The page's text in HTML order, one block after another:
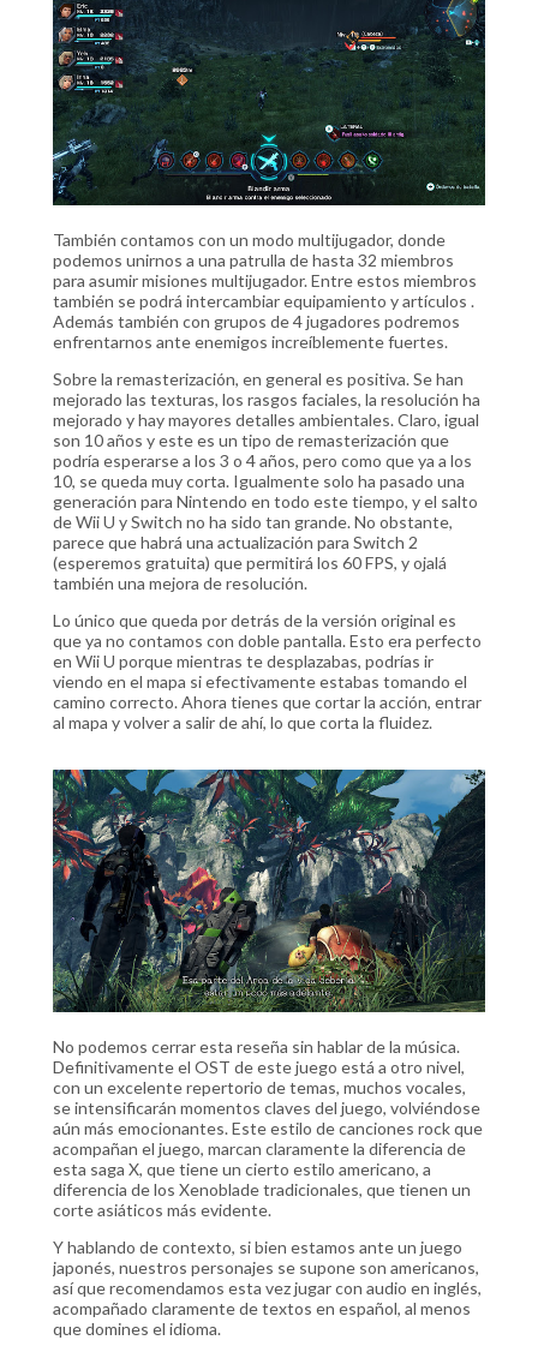
También contamos con un modo multijugador, donde
podemos unirnos a una patrulla de hasta 32 miembros
para asumir misiones multijugador. Entre estos miembros
también se podrá intercambiar equipamiento y artículos .
Además también con grupos de 4 jugadores podremos
enfrentarnos ante enemigos increíblemente fuertes.
Sobre la remasterización, en general es positiva. Se han
mejorado las texturas, los rasgos faciales, la resolución ha
mejorado y hay mayores detalles ambientales. Claro, igual
son 10 años y este es un tipo de remasterización que
podría esperarse a los 3 o 4 años, pero como que ya a los
10, se queda muy corta. Igualmente solo ha pasado una
generación para Nintendo en todo este tiempo, y el salto
de Wii U y Switch no ha sido tan grande. No obstante,
parece que habrá una actualización para Switch 2
(esperemos gratuita) que permitirá los 60 FPS, y ojalá
también una mejora de resolución.
Lo único que queda por detrás de la versión original es
que ya no contamos con doble pantalla. Esto era perfecto
en Wii U porque mientras te desplazabas, podrías ir
viendo en el mapa si efectivamente estabas tomando el
camino correcto. Ahora tienes que cortar la acción, entrar
al mapa y volver a salir de ahí, lo que corta la fluidez.
No podemos cerrar esta reseña sin hablar de la música.
Definitivamente el OST de este juego está a otro nivel,
con un excelente repertorio de temas, muchos vocales,
se intensificarán momentos claves del juego, volviéndose
aún más emocionantes. Este estilo de canciones rock que
acompañan el juego, marcan claramente la diferencia de
esta saga X, que tiene un cierto estilo americano, a
diferencia de los Xenoblade tradicionales, que tienen un
corte asiáticos más evidente.
Y hablando de contexto, si bien estamos ante un juego
japonés, nuestros personajes se supone son americanos,
así que recomendamos esta vez jugar con audio en inglés,
acompañado claramente de textos en español, al menos
que domines el idioma.